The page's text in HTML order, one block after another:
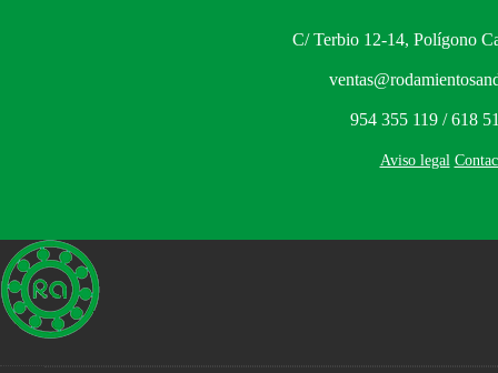
C/ Terbio 12-14, Polígono
954 355 119 / 618
Aviso legal